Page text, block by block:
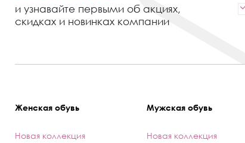
и узнавайте первыми об акциях,
скидках и новинках компании
Женская обувь
Новая коллекция
Мужская обувь
Новая коллекция